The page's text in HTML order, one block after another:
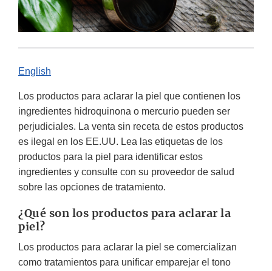
English
Los productos para aclarar la piel que contienen los
ingredientes hidroquinona o mercurio pueden ser
perjudiciales. La venta sin receta de estos productos
es ilegal en los EE.UU. Lea las etiquetas de los
productos para la piel para identificar estos
ingredientes y consulte con su proveedor de salud
sobre las opciones de tratamiento.
¿Qué son los productos para aclarar la
piel?
Los productos para aclarar la piel se comercializan
como tratamientos para unificar emparejar el tono